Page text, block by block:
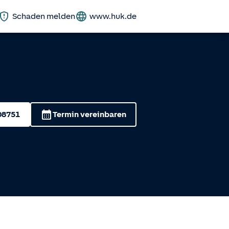
Schaden melden www.huk.de
Termin vereinbaren